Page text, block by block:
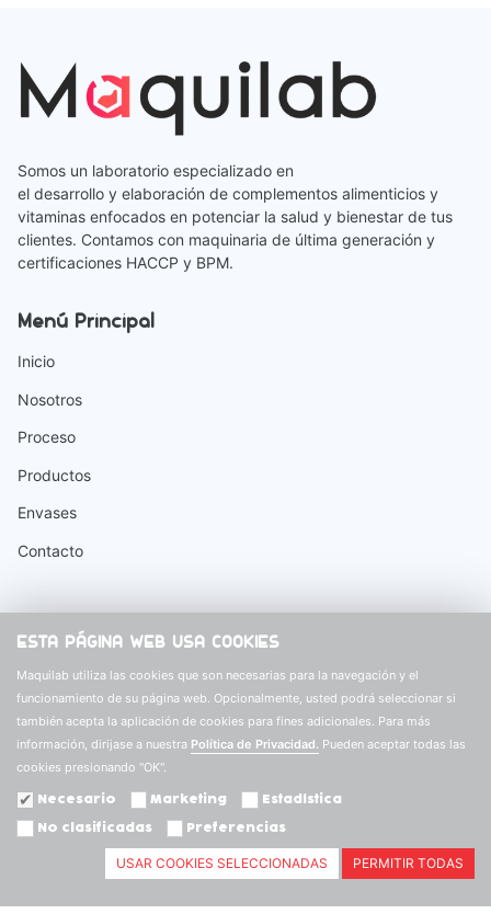
Somos un laboratorio especializado en
el desarrollo y elaboración de complementos alimenticios y
vitaminas enfocados en potenciar la salud y bienestar de tus
clientes. Contamos con maquinaria de última generación y
certificaciones HACCP y BPM.
Menú Principal
Inicio
Nosotros
Proceso
Productos
Envases
Contacto
Información
Preguntas Frecuentes
Términos y Condiciones
Política de Privacidad
Política de Cambios y Devoluciones
Libro de Reclamaciones
ESTA PÁGINA WEB USA COOKIES
Maquilab utiliza las cookies que son necesarias para la navegación y el
funcionamiento de su página web. Opcionalmente, usted podrá seleccionar si
también acepta la aplicación de cookies para fines adicionales. Para más
información, dirijase a nuestra Política de Privacidad. Pueden aceptar todas las
cookies presionando "OK".
Necesario Marketing Estadística
No clasificadas Preferencias
USAR COOKIES SELECCIONADAS PERMITIR TODAS